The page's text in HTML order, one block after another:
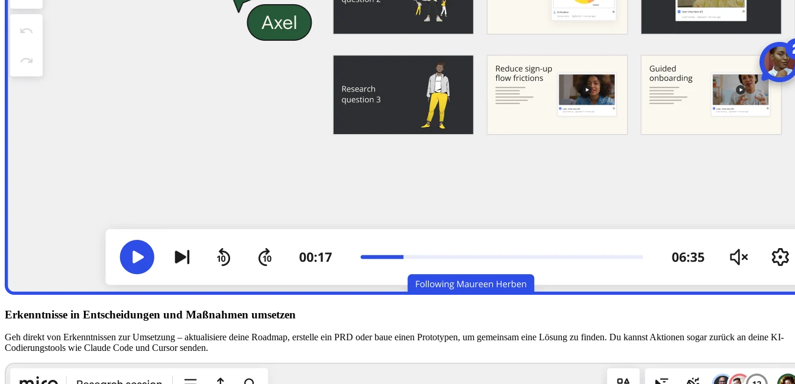
Erkenntnisse in Entscheidungen und Maßnahmen umsetzen
Geh direkt von Erkenntnissen zur Umsetzung – aktualisiere deine Roadmap, erstelle ein PRD oder baue einen Prototypen, um gemeinsam eine Lösung zu finden. Du kannst Aktionen sogar zurück an deine KI-
Codierungstools wie Claude Code und Cursor senden.